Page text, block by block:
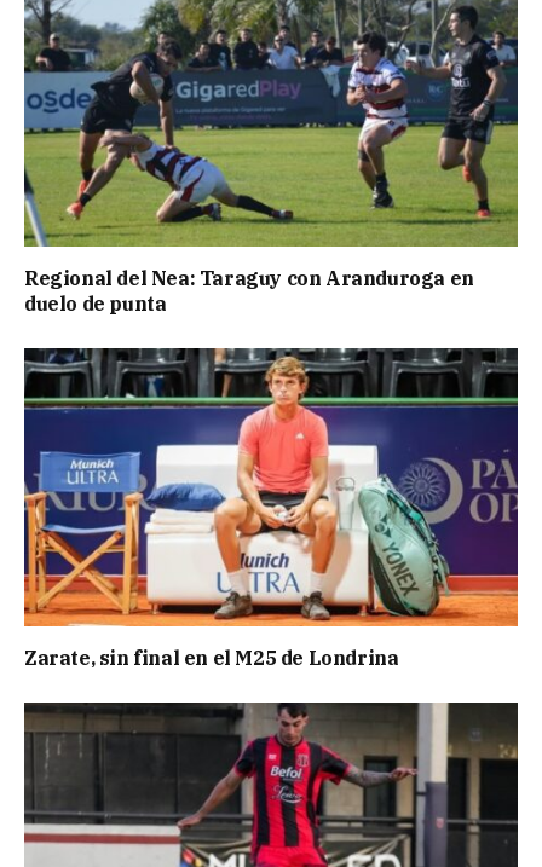
Regional del Nea: Taraguy con Aranduroga en
duelo de punta
Zarate, sin final en el M25 de Londrina